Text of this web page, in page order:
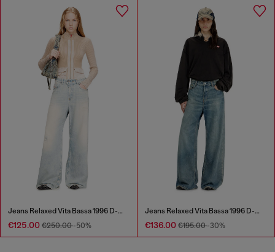
Jeans Relaxed Vita Bassa 1996 D-Sire
€125.00 €250.00-50%
Jeans Relaxed Vita Bassa 1996 D-Sire
€136.00 €195.00-30%